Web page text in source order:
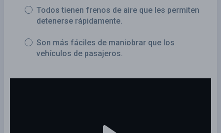
Todos tienen frenos de aire que les permiten
detenerse rápidamente.
Son más fáciles de maniobrar que los
vehículos de pasajeros.